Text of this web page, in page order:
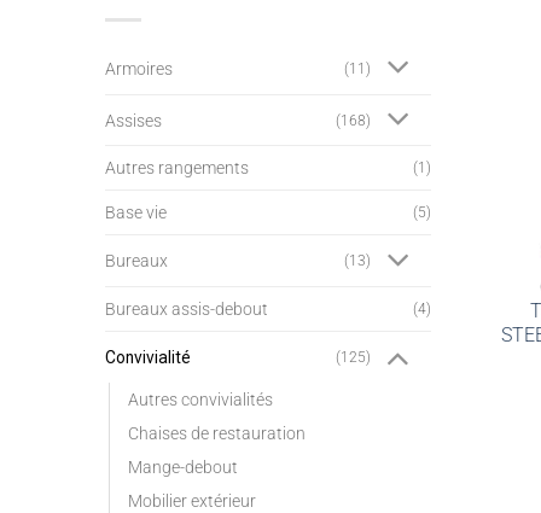
Armoires (11)
Assises (168)
Autres rangements (1)
Base vie (5)
Bureaux (13)
Bureaux assis-debout (4)
Convivialité (125)
Autres convivialités
Chaises de restauration
Mange-debout
Mobilier extérieur